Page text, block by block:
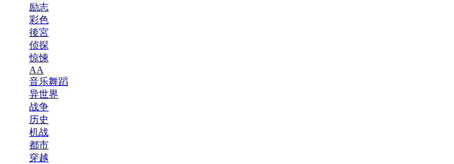
励志
彩色
後宮
侦探
惊悚
AA
音乐舞蹈
异世界
战争
历史
机战
都市
穿越